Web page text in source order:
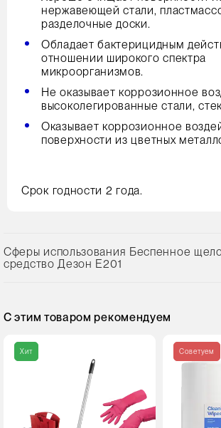
нержавеющей стали,
разделочные доски.
Обладает бактерицидным
отношении широкого спектра
микроорганизмов.
Не оказывает коррозионное
высоколегированные стали,
Оказывает коррозионное
поверхности из цветных
Срок годности 2 года.
Сферы использования Беспенное
средство Дезон Е201
С этим товаром рекомендуем
Хит Советуем